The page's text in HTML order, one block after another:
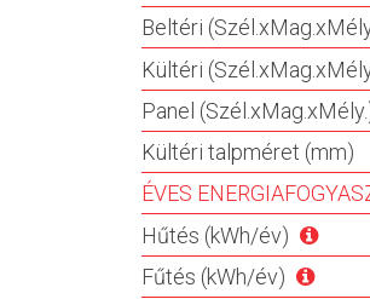
Beltéri
Kültéri
Panel
Kültéri talpméret (mm)
ÉVES
Hűtés (kWh/év)
Fűtés (kWh/év)